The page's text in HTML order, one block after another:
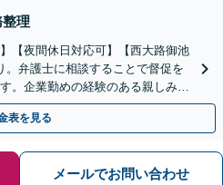
整理
【夜間休日対応可】【西大路御池
弁護士に相談することで督促を
。企業勤めの経験のある親しみや
ださい。
表を見る
メールでお問い合わせ